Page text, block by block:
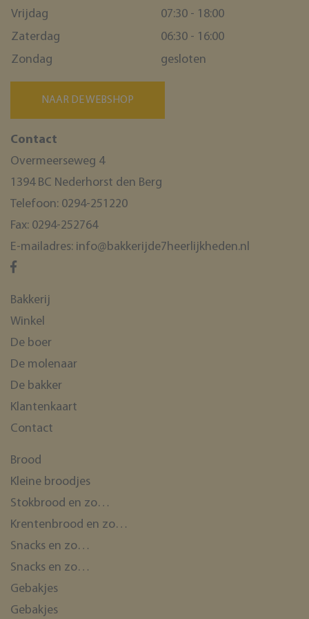
Vrijdag
07:30 - 18:00
Zaterdag
06:30 - 16:00
Zondag
gesloten
NAAR DE WEBSHOP
Contact
Overmeerseweg 4
1394 BC Nederhorst den Berg
Telefoon: 0294-251220
Fax: 0294-252764
E-mailadres: info@bakkerijde7heerlijkheden.nl
Bakkerij
Winkel
De boer
De molenaar
De bakker
Klantenkaart
Contact
Brood
Kleine broodjes
Stokbrood en zo…
Krentenbrood en zo…
Snacks en zo…
Snacks en zo…
Gebakjes
Gebakjes
www.google.com